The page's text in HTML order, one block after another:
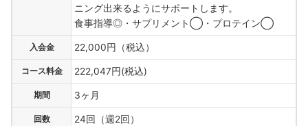
ニング出来るようにサポートします。
食事指導◎・サプリメント◯・プロテイン◯
入会金 22,000円（税込）
コース料金 222,047円(税込)
期間 3ヶ月
回数 24回（週2回）